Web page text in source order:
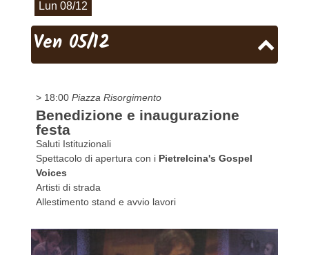
Lun 08/12
Ven 05/12
> 18:00 Piazza Risorgimento
Benedizione e inaugurazione
festa
Saluti Istituzionali
Spettacolo di apertura con i Pietrelcina's Gospel
Voices
Artisti di strada
Allestimento stand e avvio lavori